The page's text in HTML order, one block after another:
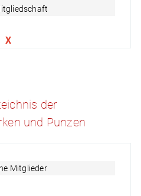
X
der
und Punzen
Mitglieder